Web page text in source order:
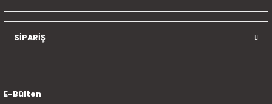
SİPARİŞ
E-Bülten